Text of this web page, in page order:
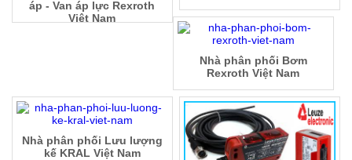
áp - Van áp lực Rexroth
Việt Nam
Nhà phân phối Bơm
Rexroth Việt Nam
Nhà phân phối Lưu lượng
kế KRAL Việt Nam